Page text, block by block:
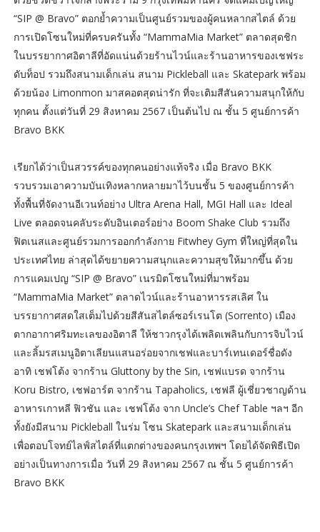
“SIP @ Bravo” ตอกย้ำความเป็นศูนย์รวมของผู้คนหลากสไตล์ ด้วย
การเปิดโซนใหม่ที่ครบครันทั้ง “MammaMia Market” ตลาดสุดชิก
ในบรรยากาศอิตาลีที่อัดแน่นด้วยร้านไวน์และร้านอาหารของเชฟระ
ดับท็อป รวมถึงสนามเด็กเล่น สนาม Pickleball และ Skatepark พร้อม
ด้วยน้อง Limonmon มาสคอตสุดน่ารัก ที่จะเติมสีสันความสนุกให้กับ
ทุกคน ตั้งแต่วันที่ 29 สิงหาคม 2567 เป็นต้นไป ณ ชั้น 5 ศูนย์การค้า
Bravo BKK
เรียกได้ว่าเป็นสวรรค์ของทุกคนอย่างแท้จริง เมื่อ Bravo BKK
รวบรวมเอาความบันเทิงหลากหลายมาไว้บนชั้น 5 ของศูนย์การค้า
ทั้งพื้นที่จัดงานอีเวนท์อย่าง Ultra Arena Hall, MGI Hall และ Ideal
Live ตลอดจนคลับระดับอินเตอร์อย่าง Boom Shake Club รวมถึง
ฟิตเนสและศูนย์รวมการออกกำลังกาย Fitwhey Gym ที่ใหญ่ที่สุดใน
ประเทศไทย ล่าสุดได้ขยายความสนุกและความสุขให้มากขึ้น ด้วย
การแคมเปญ “SIP @ Bravo” เนรมิตโซนใหม่ที่มาพร้อม
“MammaMia Market” ตลาดไวน์และร้านอาหารรสเลิศ ใน
บรรยากาศสดใสเต็มไปด้วยสีสันสไตล์ซอร์เรนโต (Sorrento) เมือง
ตากอากาศริมทะเลของอิตาลี ให้ชาวกรุงได้เพลิดเพลินกับการจิบไวน์
และลิ้มรสเมนูอิตาเลียนแสนอร่อยจากเชฟและบาร์เทนเดอร์ชื่อดัง
อาทิ เชฟโต้ง จากร้าน Gluttony by the Sin, เชฟแบรด จากร้าน
Koru Bistro, เชฟอาร์ต จากร้าน Tapaholics, เชฟลี ผู้เชี่ยวชาญด้าน
อาหารเกาหลี ฟิวชัน และ เชฟโต้ง จาก Uncle’s Chef Table ฯลฯ อีก
ทั้งยังมีสนาม Pickleball ในร่ม โซน Skatepark และสนามเด็กเล่น
เพื่อตอบโจทย์ไลฟ์สไตล์ที่แตกต่างของคนกรุงเทพฯ โดยได้จัดพิธีเปิด
อย่างเป็นทางการเมื่อ วันที่ 29 สิงหาคม 2567 ณ ชั้น 5 ศูนย์การค้า
Bravo BKK